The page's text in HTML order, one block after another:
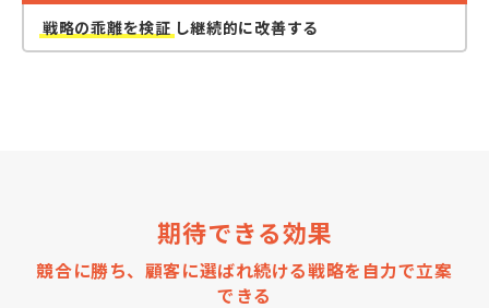
戦略の乖離を検証 し継続的に改善する
期待できる効果
競合に勝ち、顧客に選ばれ続ける戦略を自力で立案
できる